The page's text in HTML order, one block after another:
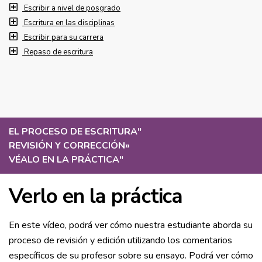
EL PROCESO DE ESCRITURA"
REVISIÓN Y CORRECCIÓN»
VÉALO EN LA PRÁCTICA"
Verlo en la práctica
En este vídeo, podrá ver cómo nuestra estudiante aborda su
proceso de revisión y edición utilizando los comentarios
específicos de su profesor sobre su ensayo. Podrá ver cómo
Escribir a nivel de posgrado
Escritura en las disciplinas
Escribir para su carrera
Repaso de escritura